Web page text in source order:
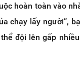
hoàn toàn vào
chạy lấy người”,
đội lên gấp